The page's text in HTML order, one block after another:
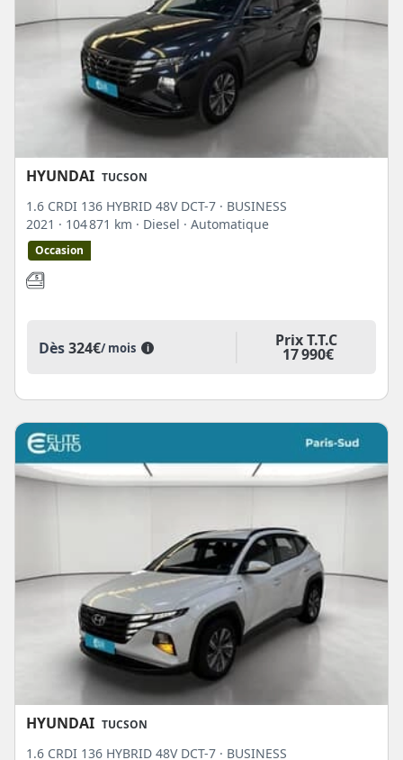
HYUNDAI TUCSON
1.6 CRDI 136 HYBRID 48V DCT-7 · BUSINESS
2021 · 104 871 km · Diesel · Automatique
Occasion
Dès324€/ mois i Prix T.T.C
17 990€
HYUNDAI TUCSON
1.6 CRDI 136 HYBRID 48V DCT-7 · BUSINESS